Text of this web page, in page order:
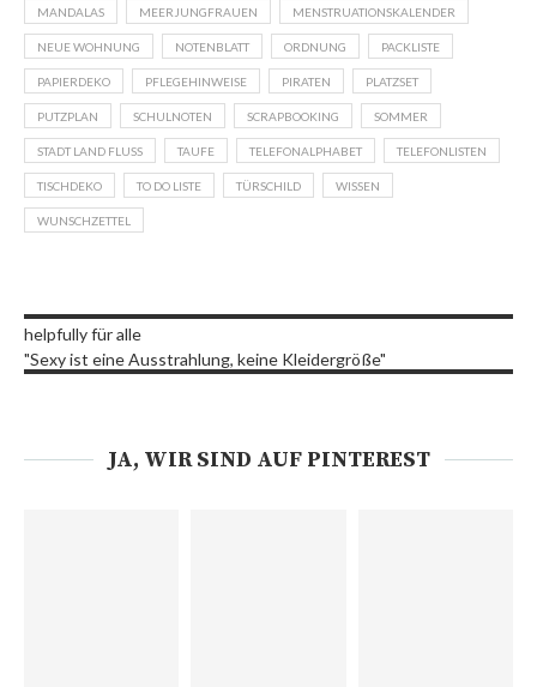
MANDALAS MEERJUNGFRAUEN MENSTRUATIONSKALENDER
NEUE WOHNUNG NOTENBLATT ORDNUNG PACKLISTE
PAPIERDEKO PFLEGEHINWEISE PIRATEN PLATZSET
PUTZPLAN SCHULNOTEN SCRAPBOOKING SOMMER
STADT LAND FLUSS TAUFE TELEFONALPHABET TELEFONLISTEN
TISCHDEKO TO DO LISTE TÜRSCHILD WISSEN
WUNSCHZETTEL
helpfully für alle
"Sexy ist eine Ausstrahlung, keine Kleidergröße"
JA, WIR SIND AUF PINTEREST